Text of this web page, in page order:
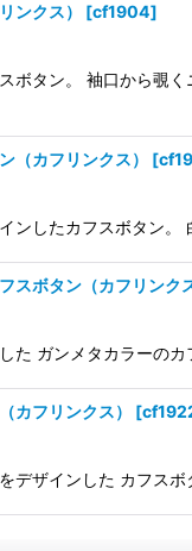
ンクス） [cf1904]
ボタン。 袖口から覗
（カフリンクス） [
ンしたカフスボタン
スボタン（カフリンク
た ガンメタカラーの
カフリンクス） [
デザインした カフス